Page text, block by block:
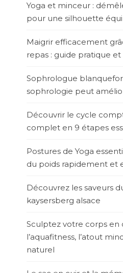
Yoga et minceur :
pour une silhouette
Maigrir efficacement
repas : guide pratique et
Sophrologue
sophrologie peut
Découvrir le cycle
complet en 9 étapes
Postures de Yoga
du poids rapidement et
Découvrez les saveurs
kaysersberg alsace
Sculptez votre corps en
l’aquafitness, l’atout
naturel